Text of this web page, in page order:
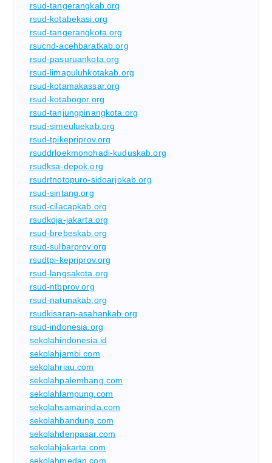
rsud-tangerangkab.org
rsud-kotabekasi.org
rsud-tangerangkota.org
rsucnd-acehbaratkab.org
rsud-pasuruankota.org
rsud-limapuluhkotakab.org
rsud-kotamakassar.org
rsud-kotabogor.org
rsud-tanjungpinangkota.org
rsud-simeuluekab.org
rsud-tpikepriprov.org
rsuddrloekmonohadi-kuduskab.org
rsudksa-depok.org
rsudrtnotopuro-sidoarjokab.org
rsud-sintang.org
rsud-cilacapkab.org
rsudkoja-jakarta.org
rsud-brebeskab.org
rsud-sulbarprov.org
rsudtpi-kepriprov.org
rsud-langsakota.org
rsud-ntbprov.org
rsud-natunakab.org
rsudkisaran-asahankab.org
rsud-indonesia.org
sekolahindonesia.id
sekolahjambi.com
sekolahriau.com
sekolahpalembang.com
sekolahlampung.com
sekolahsamarinda.com
sekolahbandung.com
sekolahdenpasar.com
sekolahjakarta.com
sekolahmedan.com